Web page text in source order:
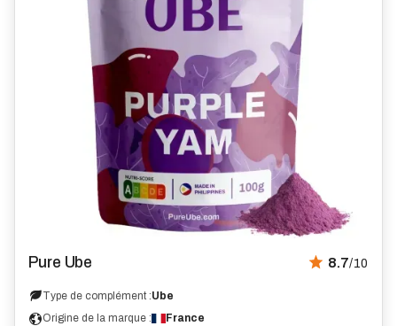
Pure Ube 8.7/10
Type de complément :Ube
Origine de la marque :
France